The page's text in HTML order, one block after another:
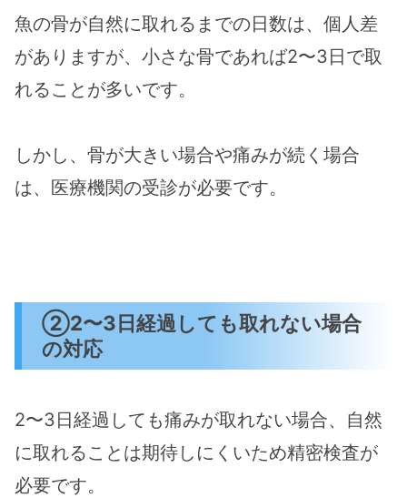
魚の骨が自然に取れるまでの日数は、個人差
がありますが、小さな骨であれば2〜3日で取
れることが多いです​。
しかし、骨が大きい場合や痛みが続く場合
は、医療機関の受診が必要です​。
②2〜3日経過しても取れない場合
の対応
2〜3日経過しても痛みが取れない場合、自然
に取れることは期待しにくいため精密検査が
必要です​。